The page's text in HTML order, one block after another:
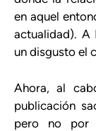
en aquel
actualidad). A
un disgusto el
Ahora, al
publicación
pero no por